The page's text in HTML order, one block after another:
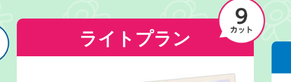
ライトプラン